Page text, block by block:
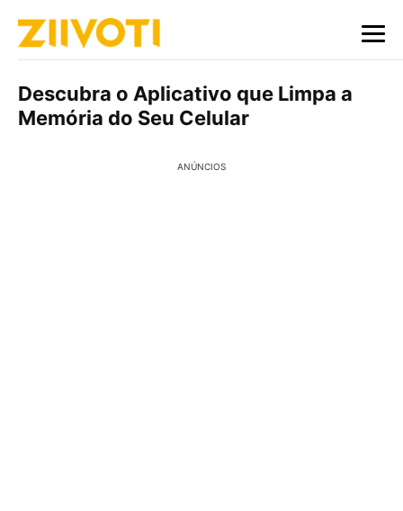
Descubra o Aplicativo que Limpa a
Memória do Seu Celular
ANÚNCIOS